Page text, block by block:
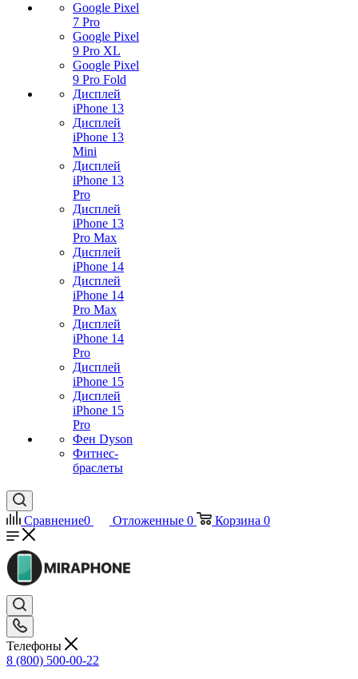
Google Pixel
7 Pro
Google Pixel
9 Pro XL
Google Pixel
9 Pro Fold
Дисплей
iPhone 13
Дисплей
iPhone 13
Mini
Дисплей
iPhone 13
Pro
Дисплей
iPhone 13
Pro Max
Дисплей
iPhone 14
Дисплей
iPhone 14
Pro Max
Дисплей
iPhone 14
Pro
Дисплей
iPhone 15
Дисплей
iPhone 15
Pro
Фен Dyson
Фитнес-
браслеты
Сравнение0 Отложенные 0 Корзина 0
Телефоны
8 (800) 500-00-22